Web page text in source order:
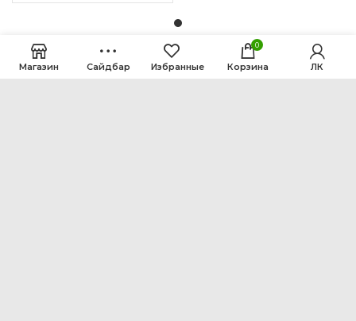
Магазин Сайдбар Избранные
0
Корзина ЛК